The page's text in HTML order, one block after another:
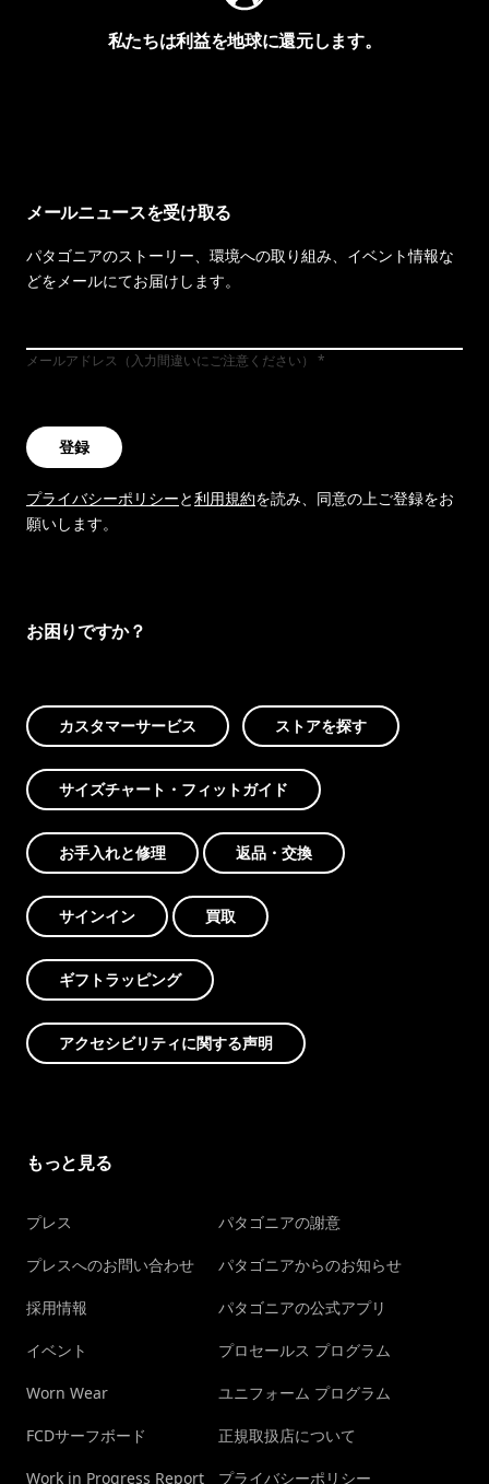
私たちは利益を地球に還元します。
メールニュースを受け取る
パタゴニアのストーリー、環境への取り組み、イベント情報な
どをメールにてお届けします。
メールアドレス（入力間違いにご注意ください）
登録
プライバシーポリシーと利用規約を読み、同意の上ご登録をお
願いします。
お困りですか？
カスタマーサービス ストアを探す
サイズチャート・フィットガイド
お手入れと修理 返品・交換
サインイン 買取
ギフトラッピング
アクセシビリティに関する声明
もっと見る
プレス
プレスへのお問い合わせ
採用情報
イベント
Worn Wear
FCDサーフボード
Work in Progress Report
パタゴニアの謝意
パタゴニアからのお知らせ
パタゴニアの公式アプリ
プロセールス プログラム
ユニフォーム プログラム
正規取扱店について
プライバシーポリシー